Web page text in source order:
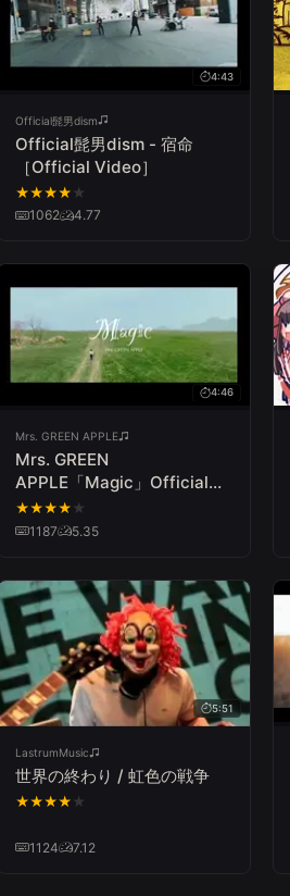
4:43
Official髭男dism
Official髭男dism - 宿命
［Official Video］
★★★★ ★
1062
4.77
4:46
Mrs. GREEN APPLE
Mrs. GREEN
APPLE「Magic」Official
Music Video
★★★★ ★
1187
5.35
5:51
LastrumMusic
世界の終わり / 虹色の戦争
★★★★ ★
1124 7.12